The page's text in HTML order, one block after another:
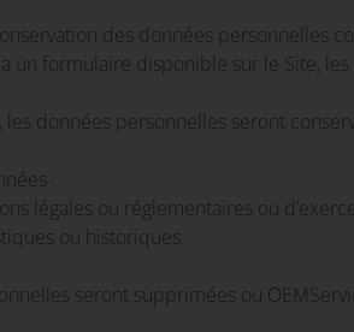
des données personnelles
un formulaire disponible sur le Site,
les données personnelles seront
:
légales ou réglementaires ou
ou historiques.
seront supprimées ou